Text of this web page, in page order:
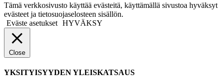
Tämä verkkosivusto käyttää evästeitä, käyttämällä sivustoa hyväksyt
evästeet ja tietosuojaselosteen sisällön.
Eväste asetukset HYVÄKSY
Close
YKSITYISYYDEN YLEISKATSAUS